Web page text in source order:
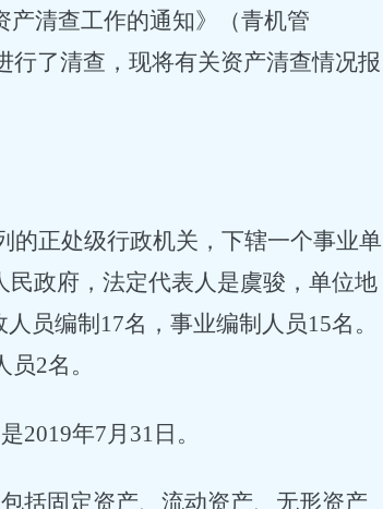
清查工作的通知》（青机管
行了清查，现将有关资产清查情况报
的正处级行政机关，下辖一个事业单
政府，法定代表人是虞骏，单位地
员编制17名，事业编制人员15名。
2名。
2019年7月31日。
括固定资产、流动资产、无形资产